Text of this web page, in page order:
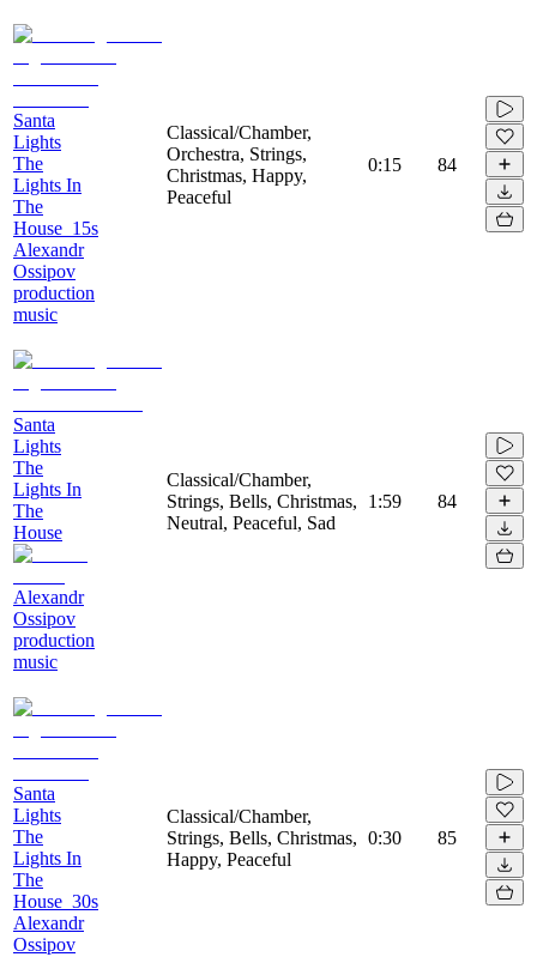
Santa
Lights
The
Lights In
The
House_15s
Alexandr
Ossipov
production
music
Classical/Chamber,
Orchestra, Strings,
Christmas, Happy,
Peaceful
0:15 84
Santa
Lights
The
Lights In
The
House
Alexandr
Ossipov
production
music
Classical/Chamber,
Strings, Bells, Christmas,
Neutral, Peaceful, Sad
1:59 84
Santa
Lights
The
Lights In
The
House_30s
Alexandr
Ossipov
Classical/Chamber,
Strings, Bells, Christmas,
Happy, Peaceful
0:30 85